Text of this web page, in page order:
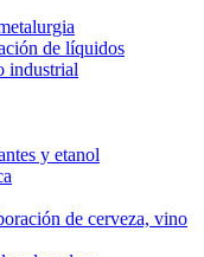
de líquidos
industrial
y etanol
de cerveza, vino